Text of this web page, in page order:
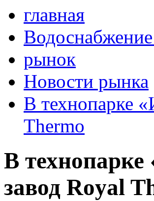
главная
рынок
Новости рынка
В технопарке
Thermo
В
завод Royal